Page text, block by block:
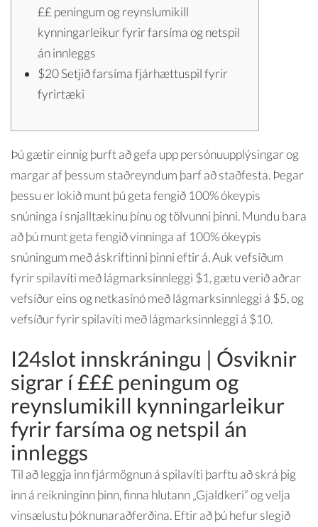
££ peningum og reynslumikill
kynningarleikur fyrir farsíma og netspil
án innleggs
$20 Setjið farsíma fjárhættuspil fyrir
fyrirtæki
Þú gætir einnig þurft að gefa upp persónuupplýsingar og
margar af þessum staðreyndum þarf að staðfesta. Þegar
þessu er lokið munt þú geta fengið 100% ókeypis
snúninga í snjalltækinu þínu og tölvunni þinni. Mundu bara
að þú munt geta fengið vinninga af 100% ókeypis
snúningum með áskriftinni þinni eftir á.Auk vefsíðum
fyrir spilavíti með lágmarksinnleggi $1, gætu verið aðrar
vefsíður eins og netkasínó með lágmarksinnleggi á $5, og
vefsíður fyrir spilavíti með lágmarksinnleggi á $10.
I24slot innskráningu | Ósviknir
sigrar í £££ peningum og
reynslumikill kynningarleikur
fyrir farsíma og netspil án
innleggs
Til að leggja inn fjármögnun á spilavíti þarftu að skrá þig
inn á reikninginn þinn, finna hlutann „Gjaldkeri“ og velja
vinsælustu þóknunaraðferðina. Eftir að þú hefur slegið